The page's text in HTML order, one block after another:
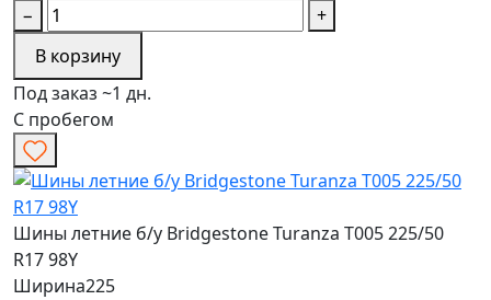
−
+
В корзину
Под заказ ~1 дн.
С пробегом
Шины летние б/у Bridgestone Turanza T005 225/50
R17 98Y
Ширина225